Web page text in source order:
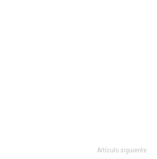
Artículo siguiente